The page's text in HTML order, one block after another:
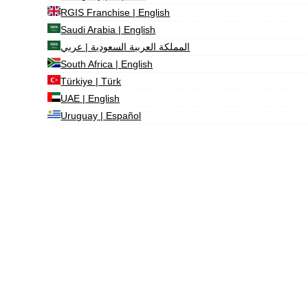
RGIS Franchise | English
Saudi Arabia | English
المملكة العربية السعودية | عربي
South Africa | English
Türkiye | Türk
UAE | English
Uruguay | Español